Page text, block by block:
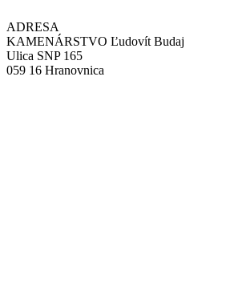
ADRESA
KAMENÁRSTVO Ľudovít Budaj
Ulica SNP 165
059 16 Hranovnica